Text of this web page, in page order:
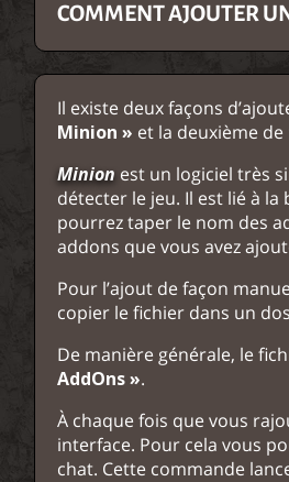
COMMENT AJOUTER
Il existe deux façons
Minion » et la deuxième de
Minion est un logiciel très
détecter le jeu. Il est lié à
pourrez taper le nom des
addons que vous avez
Pour l’ajout de façon
copier le fichier dans un
De manière générale, le
AddOns ».
À chaque fois que vous
interface. Pour cela vous
chat. Cette commande